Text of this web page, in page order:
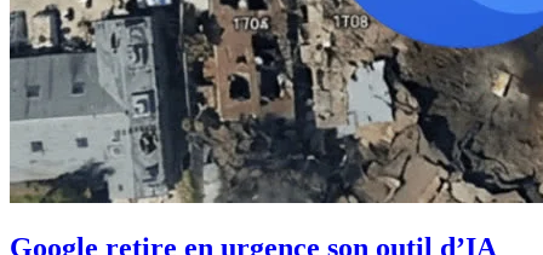
Google retire en urgence son outil d’IA